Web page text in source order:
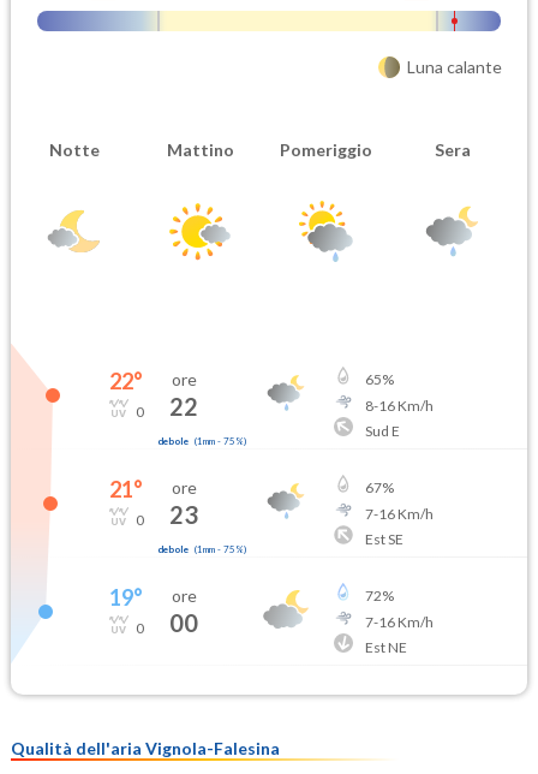
Luna calante
Notte Mattino Pomeriggio Sera
22°
0
ore
22
debole (1mm- 75 %)
65%
8-16Km/h
Sud E
21°
0
ore
23
debole (1mm- 75 %)
67%
7-16Km/h
Est SE
19°
0
ore
00
72%
7-16Km/h
Est NE
Qualità dell'aria Vignola-Falesina